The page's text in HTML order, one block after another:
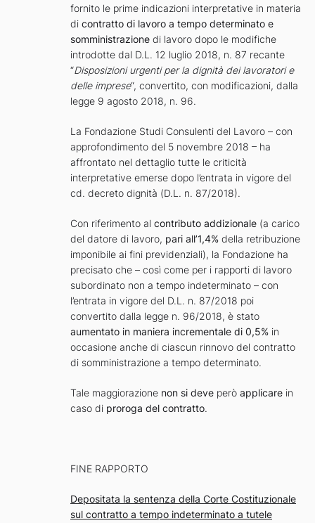
fornito le prime indicazioni interpretative in materia
di contratto di lavoro a tempo determinato e
somministrazione di lavoro dopo le modifiche
introdotte dal D.L. 12 luglio 2018, n. 87 recante
“Disposizioni urgenti per la dignità dei lavoratori e
delle imprese“, convertito, con modificazioni, dalla
legge 9 agosto 2018, n. 96.
La Fondazione Studi Consulenti del Lavoro – con
approfondimento del 5 novembre 2018 – ha
affrontato nel dettaglio tutte le criticità
interpretative emerse dopo l’entrata in vigore del
cd. decreto dignità (D.L. n. 87/2018).
Con riferimento al contributo addizionale (a carico
del datore di lavoro, pari all’1,4% della retribuzione
imponibile ai fini previdenziali), la Fondazione ha
precisato che – così come per i rapporti di lavoro
subordinato non a tempo indeterminato – con
l’entrata in vigore del D.L. n. 87/2018 poi
convertito dalla legge n. 96/2018, è stato
aumentato in maniera incrementale di 0,5% in
occasione anche di ciascun rinnovo del contratto
di somministrazione a tempo determinato.
Tale maggiorazione non si deve però applicare in
caso di proroga del contratto.
FINE RAPPORTO
Depositata la sentenza della Corte Costituzionale
sul contratto a tempo indeterminato a tutele